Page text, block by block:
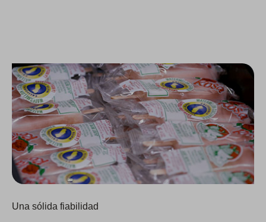
Socio de Cal Water: La Rosa Fruit Bars
Una sólida fiabilidad